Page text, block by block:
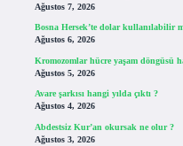
Ağustos 7, 2026
Bosna Hersek’te dolar kullanılabilir
Ağustos 6, 2026
Kromozomlar hücre yaşam döngüsü
Ağustos 5, 2026
Avare şarkısı hangi yılda çıktı ?
Ağustos 4, 2026
Abdestsiz Kur’an okursak ne olur ?
Ağustos 3, 2026